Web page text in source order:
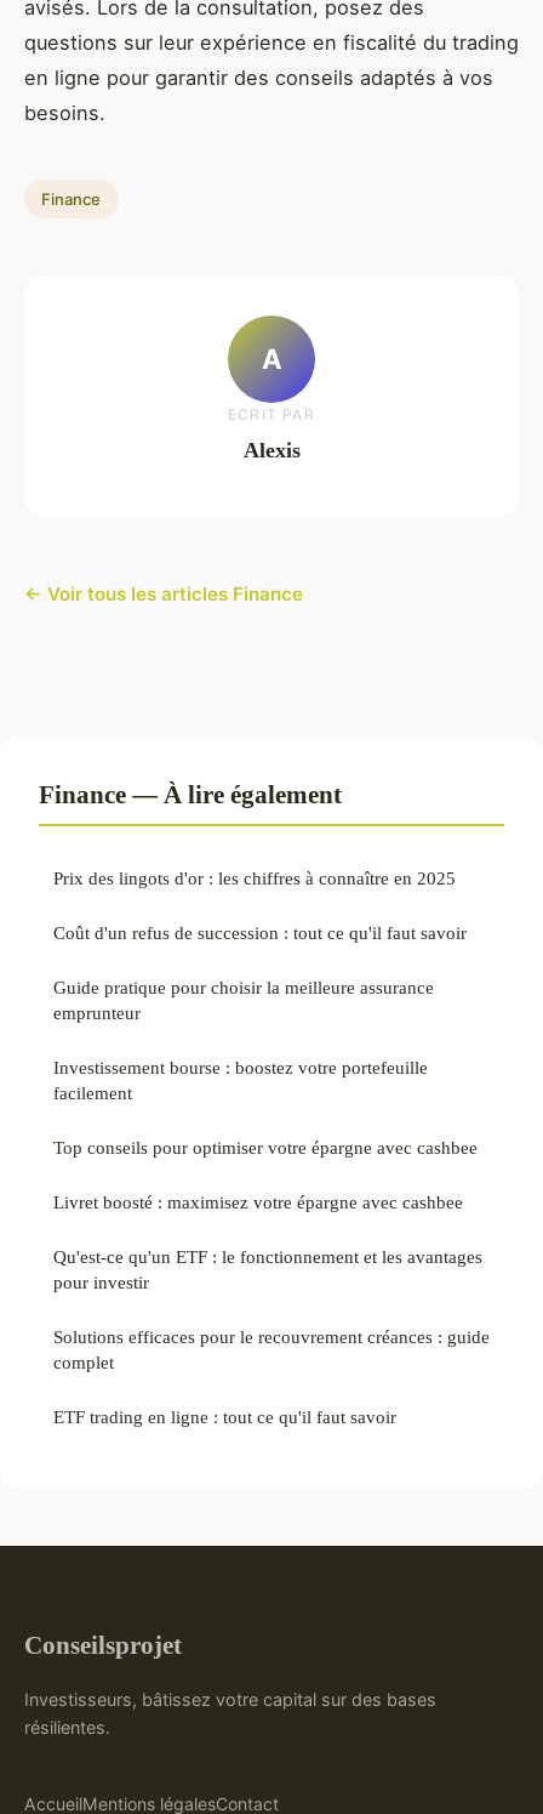
avisés. Lors de la consultation, posez des
questions sur leur expérience en fiscalité du trading
en ligne pour garantir des conseils adaptés à vos
besoins.
Finance
A
ECRIT PAR
Alexis
← Voir tous les articles Finance
Finance — À lire également
Prix des lingots d'or : les chiffres à connaître en 2025
Coût d'un refus de succession : tout ce qu'il faut savoir
Guide pratique pour choisir la meilleure assurance
emprunteur
Investissement bourse : boostez votre portefeuille
facilement
Top conseils pour optimiser votre épargne avec cashbee
Livret boosté : maximisez votre épargne avec cashbee
Qu'est-ce qu'un ETF : le fonctionnement et les avantages
pour investir
Solutions efficaces pour le recouvrement créances : guide
complet
ETF trading en ligne : tout ce qu'il faut savoir
Conseilsprojet
Investisseurs, bâtissez votre capital sur des bases
résilientes.
AccueilMentions légalesContact